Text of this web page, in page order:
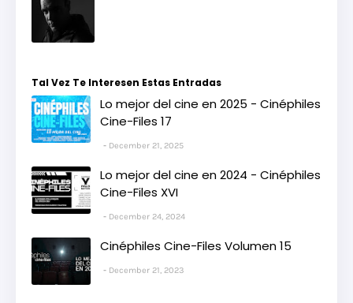
Tal Vez Te Interesen Estas Entradas
Lo mejor del cine en 2025 - Cinéphiles
Cine-Files 17
December 21, 2025
Lo mejor del cine en 2024 - Cinéphiles
Cine-Files XVI
December 24, 2024
Cinéphiles Cine-Files Volumen 15
December 21, 2023